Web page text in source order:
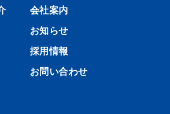
会社案内
お知らせ
採用情報
お問い合わせ